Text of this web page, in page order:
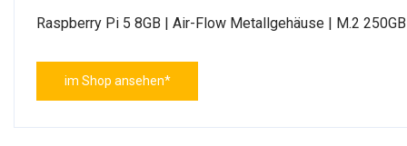
Raspberry Pi 5 8GB | Air-Flow Metallgehäuse | M.2
im Shop ansehen*